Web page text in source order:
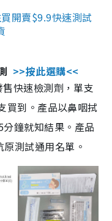
開賣$9.9快速測試
>>按此選購<<
快速檢測劑，單支
買到。產品以鼻咽拭
鐘就知結果。產品
測試通用名單。